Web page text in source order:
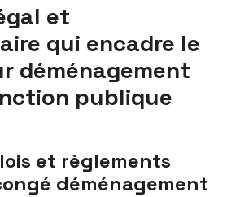
et
qui encadre le
déménagement
publique
et règlements
déménagement